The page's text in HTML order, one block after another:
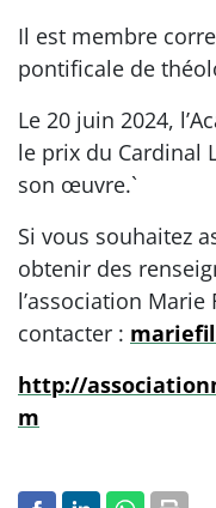
Il est membre
pontificale de
Le 20 juin 2024,
le prix du Cardinal
son œuvre.`
Si vous souhaitez
obtenir des
l’association
contacter :
http://
m